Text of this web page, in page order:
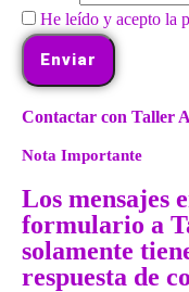
He leído y acepto la
Enviar
Contactar con Taller
Nota Importante
Los mensajes
formulario a
solamente
respuesta de